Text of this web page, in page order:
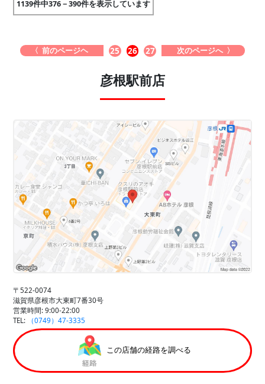
1139件中376－390件を表示しています
〈 前のページヘ 25 26 27 次のページへ 〉
彦根駅前店
〒522-0074
滋賀県彦根市大東町7番30号
営業時間: 9:00-22:00
TEL:
（0749）47-3335
この店舗の経路を調べる